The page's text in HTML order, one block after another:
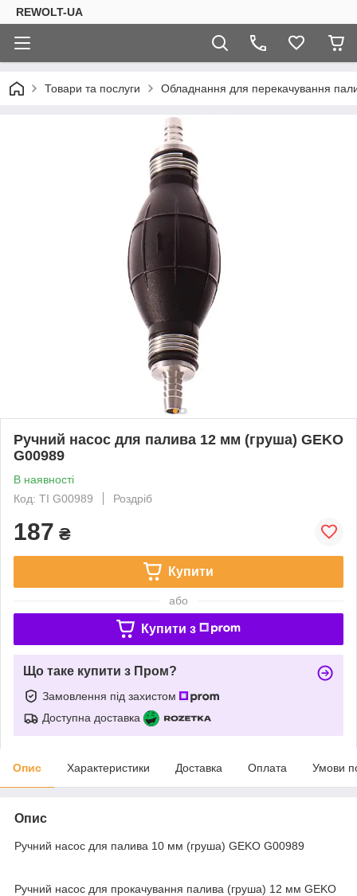
REWOLT-UA
Товари та послуги Обладнання для перекачування
Ручний насос для палива 12 мм (груша) GEKO
G00989
В наявності
Код: TI G00989
Роздріб
187 ₴
Купити
або
Купити з
Що таке купити з Пром?
Замовлення під захистом
Доступна доставка
Опис Характеристики Доставка Оплата Умови
Опис
Ручний насос для палива 10 мм (груша) GEKO G00989
Ручний насос для прокачування палива (груша) 12 мм GEKO